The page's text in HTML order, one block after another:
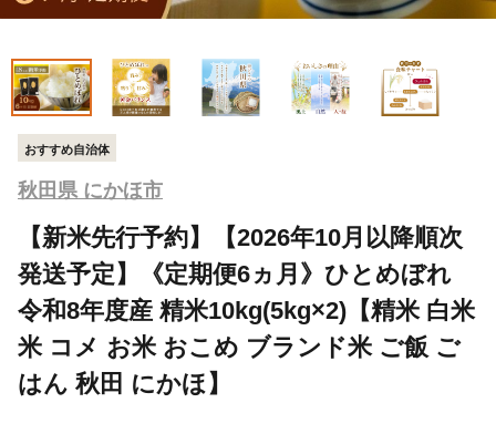
おすすめ自治体
秋田県 にかほ市
【新米先行予約】【2026年10月以降順次
発送予定】《定期便6ヵ月》ひとめぼれ
令和8年度産 精米10kg(5kg×2)【精米 白米
米 コメ お米 おこめ ブランド米 ご飯 ご
はん 秋田 にかほ】